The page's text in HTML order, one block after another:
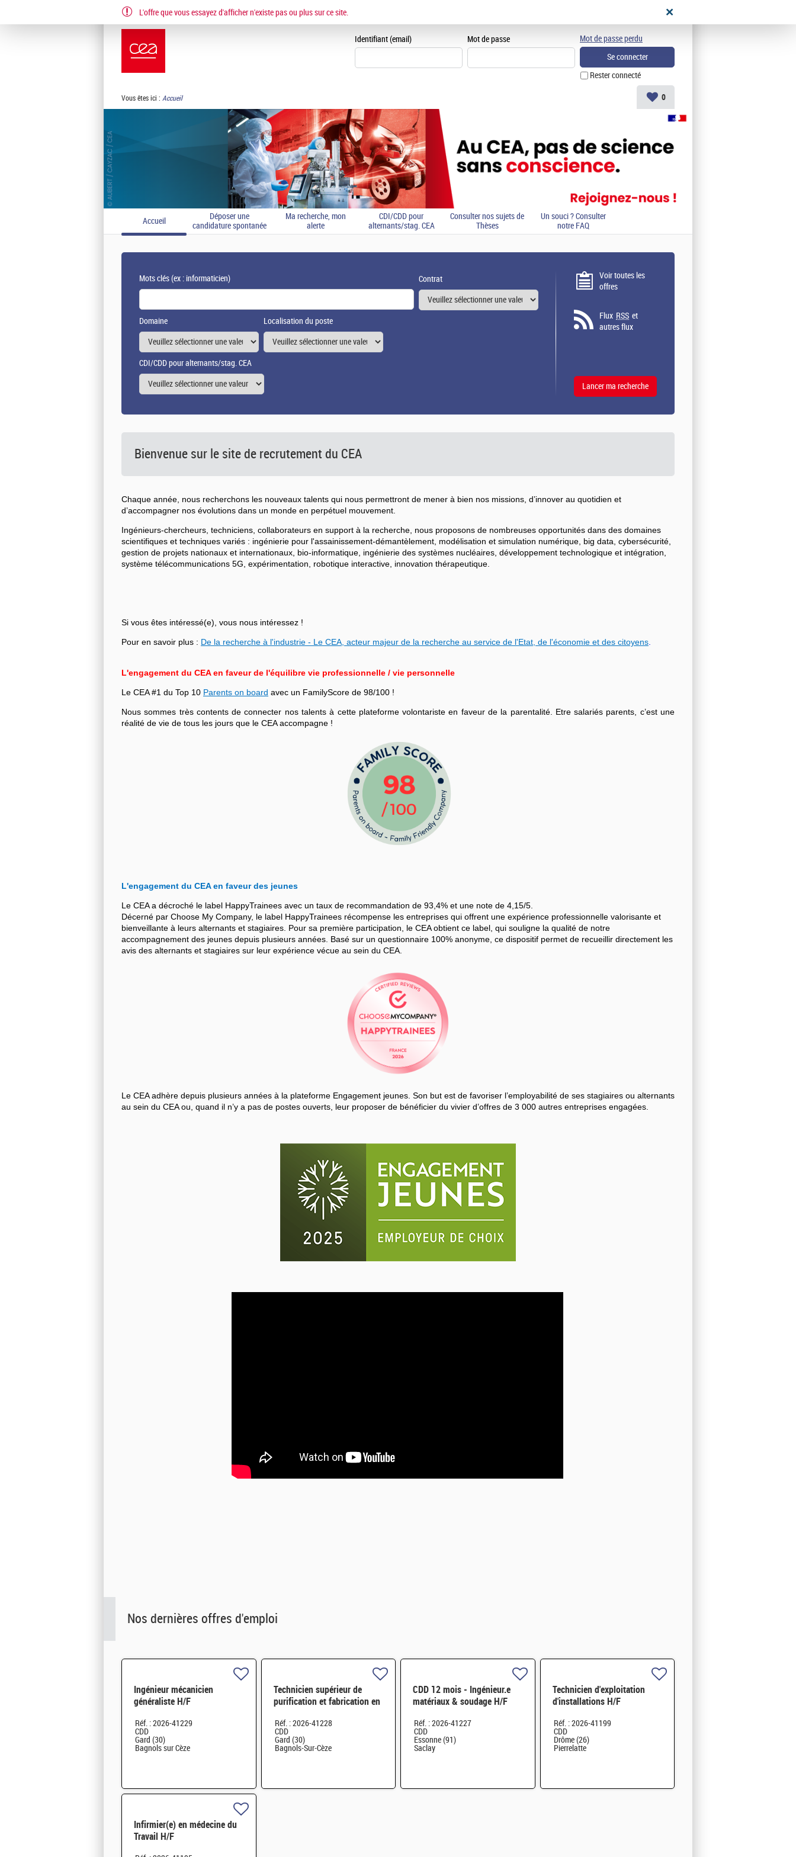
EN FR
Identifiant (email) Mot de passe
Rester connecté
Mot de passe perdu
Vous êtes ici : Accueil 0
Accueil
Déposer une
candidature spontanée
Ma recherche, mon
alerte
CDI/CDD pour
alternants/stag. CEA
Consulter nos sujets de
Thèses
Un souci ? Consulter
notre FAQ
Mots clés(ex : informaticien) Contrat
Domaine Localisation du poste
CDI/CDD pour alternants/stag. CEA
Voir toutes les
offres
Flux RSS et
autres flux
L'offre que vous essayez d'afficher n'existe pas ou plus sur ce site.
Bienvenue sur le site de recrutement du CEA
Chaque année, nous recherchons les nouveaux talents qui nous permettront de mener à bien nos missions, d’innover au quotidien et
d’accompagner nos évolutions dans un monde en perpétuel mouvement.
Ingénieurs-chercheurs, techniciens, collaborateurs en support à la recherche, nous proposons de nombreuses opportunités dans des domaines
scientifiques et techniques variés : ingénierie pour l'assainissement-démantèlement, modélisation et simulation numérique, big data, cybersécurité,
gestion de projets nationaux et internationaux, bio-informatique, ingénierie des systèmes nucléaires, développement technologique et intégration,
système télécommunications 5G, expérimentation, robotique interactive, innovation thérapeutique.
Si vous êtes intéressé(e), vous nous intéressez !
Pour en savoir plus : De la recherche à l'industrie - Le CEA, acteur majeur de la recherche au service de l'Etat, de l'économie et des citoyens.
L'engagement du CEA en faveur de l'équilibre vie professionnelle / vie personnelle
Le CEA #1 du Top 10 Parents on board avec un FamilyScore de 98/100 !
Nous sommes très contents de connecter nos talents à cette plateforme volontariste en faveur de la parentalité. Etre salariés parents, c’est une
réalité de vie de tous les jours que le CEA accompagne !
L'engagement du CEA en faveur des jeunes
Le CEA a décroché le label HappyTrainees avec un taux de recommandation de 93,4% et une note de 4,15/5.
Décerné par Choose My Company, le label HappyTrainees récompense les entreprises qui offrent une expérience professionnelle valorisante et
bienveillante à leurs alternants et stagiaires. Pour sa première participation, le CEA obtient ce label, qui souligne la qualité de notre
accompagnement des jeunes depuis plusieurs années. Basé sur un questionnaire 100% anonyme, ce dispositif permet de recueillir directement les
avis des alternants et stagiaires sur leur expérience vécue au sein du CEA.
Le CEA adhère depuis plusieurs années à la plateforme Engagement jeunes. Son but est de favoriser l’employabilité de ses stagiaires ou alternants
au sein du CEA ou, quand il n’y a pas de postes ouverts, leur proposer de bénéficier du vivier d’offres de 3 000 autres entreprises engagées.
Nos dernières offres d'emploi
Ingénieur mécanicien
généraliste H/F
Réf. : 2026-41229
CDD
Gard (30)
Bagnols sur Cèze
Technicien supérieur de
purification et fabrication en
Réf. : 2026-41228
CDD
Gard (30)
Bagnols-Sur-Cèze
CDD 12 mois - Ingénieur.e
matériaux & soudage H/F
Réf. : 2026-41227
CDD
Essonne (91)
Saclay
Technicien d'exploitation
d'installations H/F
Réf. : 2026-41199
CDD
Drôme (26)
Pierrelatte
Infirmier(e) en médecine du
Travail H/F